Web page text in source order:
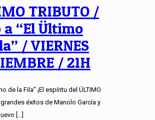
TRIBUTO /
“El Ültimo
/ VIERNES
/ 21H
de la Fila” ¡El espíritu del ÚLTIMO
grandes éxitos de Manolo García y
[…]